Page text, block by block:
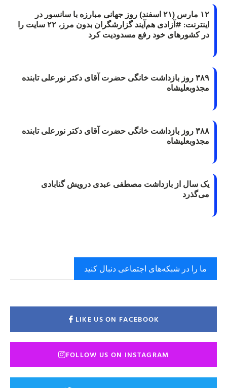
۱۲ مارس (۲۱ اسفند) روز جهانی مبارزه با سانسور در
اینترنت: #آزادی هم‌آیند گزارشگران‌ بدون مرز، ۲۲ سایت را
در کشورهای خود رفع مسدودیت کرد
۳۸۹ روز بازداشت خانگی حضرت آقای دکتر نورعلی تابنده
مجذوبعلیشاه
۳۸۸ روز بازداشت خانگی حضرت آقای دکتر نورعلی تابنده
مجذوبعلیشاه
یک سال از بازداشت مصطفی عبدی درویش گنابادی
می‌گذرد
ما را در شبکه‌های اجتماعی دنبال کنید
LIKE US ON FACEBOOK
FOLLOW US ON INSTAGRAM